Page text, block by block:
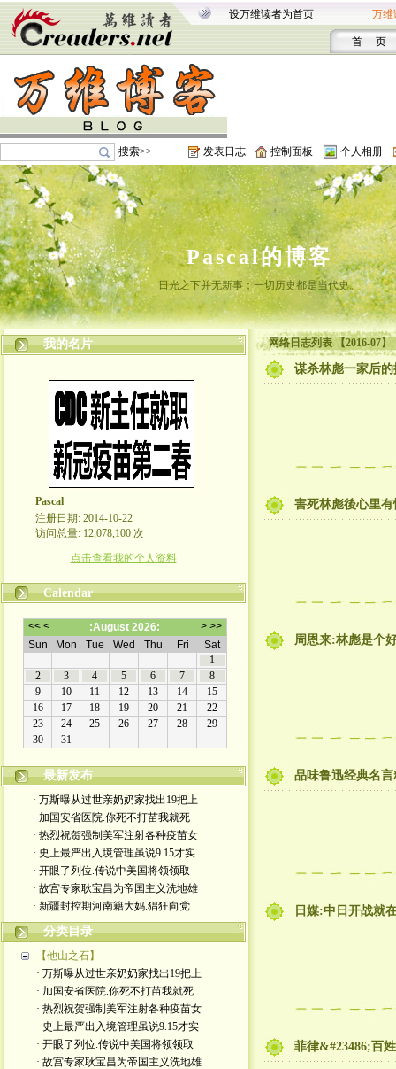
设万维读者为首页 万维
首 页
搜索>> 发表日志 控制面板 个人相册
Pascal的博客
日光之下并无新事；一切历史都是当代史。
我的名片
Pascal
注册日期: 2014-10-22
访问总量: 12,078,100 次
点击查看我的个人资料
Calendar
最新发布
· 万斯曝从过世亲奶奶家找出19把上
· 加国安省医院.你死不打苗我就死
· 热烈祝贺强制美军注射各种疫苗女
· 史上最严出入境管理虽说9.15才实
· 开眼了列位.传说中美国将领领取
· 故宫专家耿宝昌为帝国主义洗地雄
· 新疆封控期河南籍大妈.猖狂向党
分类目录
【他山之石】
· 万斯曝从过世亲奶奶家找出19把上
· 加国安省医院.你死不打苗我就死
· 热烈祝贺强制美军注射各种疫苗女
· 史上最严出入境管理虽说9.15才实
· 开眼了列位.传说中美国将领领取
· 故宫专家耿宝昌为帝国主义洗地雄
网络日志列表 【2016-07】
谋杀林彪一家后
害死林彪後心里
周恩来:林彪是个
品味鲁迅经典名
日媒:中日开战就
菲律&#23486;百